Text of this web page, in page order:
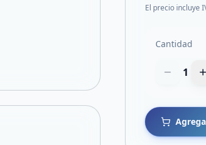
El precio incluye
Cantidad
1